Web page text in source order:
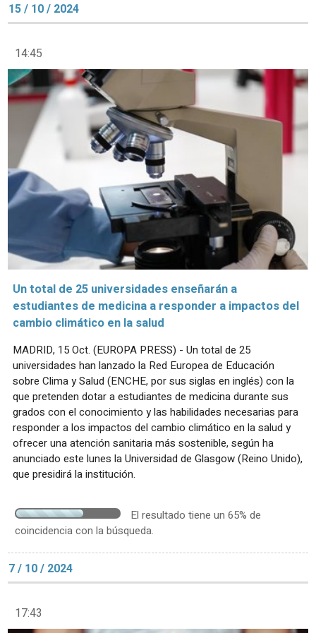
15 / 10 / 2024
14:45
Un total de 25 universidades enseñarán a
estudiantes de medicina a responder a impactos del
cambio climático en la salud
MADRID, 15 Oct. (EUROPA PRESS) - Un total de 25
universidades han lanzado la Red Europea de Educación
sobre Clima y Salud (ENCHE, por sus siglas en inglés) con la
que pretenden dotar a estudiantes de medicina durante sus
grados con el conocimiento y las habilidades necesarias para
responder a los impactos del cambio climático en la salud y
ofrecer una atención sanitaria más sostenible, según ha
anunciado este lunes la Universidad de Glasgow (Reino Unido),
que presidirá la institución.
El resultado tiene un 65% de
coincidencia con la búsqueda.
7 / 10 / 2024
17:43